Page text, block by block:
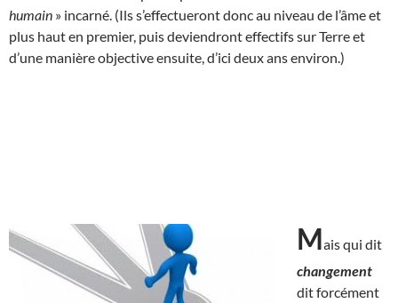
humain » incarné. (Ils s’effectueront donc au niveau de l’âme et
plus haut en premier, puis deviendront effectifs sur Terre et
d’une manière objective ensuite, d’ici deux ans environ.)
Mais qui dit
changement
dit forcément